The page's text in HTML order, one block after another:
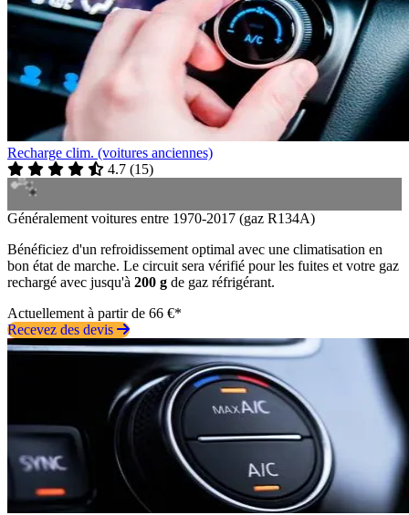
Recharge clim. (voitures anciennes)
4.7 (15)
Généralement voitures entre 1970-2017 (gaz R134A)
Bénéficiez d'un refroidissement optimal avec une climatisation en
bon état de marche. Le circuit sera vérifié pour les fuites et votre gaz
rechargé avec jusqu'à 200 g de gaz réfrigérant.
Actuellement à partir de 66 €*
Recevez des devis